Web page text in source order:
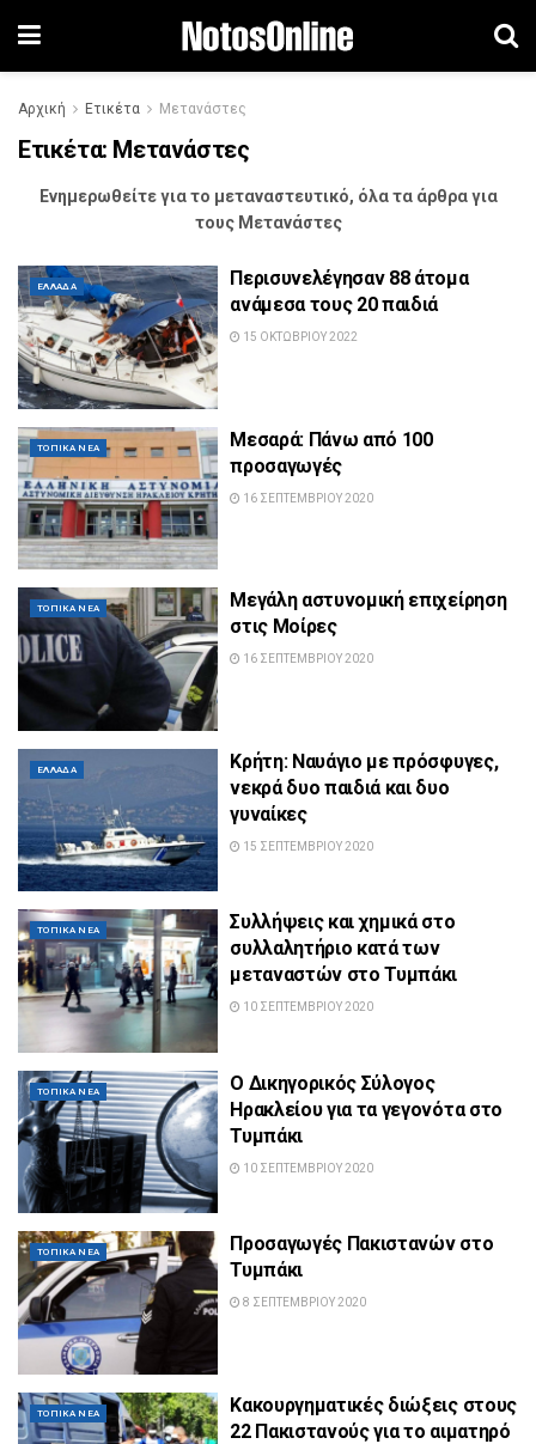
Αρχική Ετικέτα Μετανάστες
Ετικέτα: Μετανάστες
Ενημερωθείτε για το μεταναστευτικό, όλα τα άρθρα για
τους Μετανάστες
ΕΛΛΆΔΑ
Περισυνελέγησαν 88 άτομα
ανάμεσα τους 20 παιδιά
15 ΟΚΤΩΒΡΊΟΥ 2022
ΤΟΠΙΚΆ ΝΈΑ
Μεσαρά: Πάνω από 100
προσαγωγές
16 ΣΕΠΤΕΜΒΡΊΟΥ 2020
ΤΟΠΙΚΆ ΝΈΑ
Μεγάλη αστυνομική επιχείρηση
στις Μοίρες
16 ΣΕΠΤΕΜΒΡΊΟΥ 2020
ΕΛΛΆΔΑ
Κρήτη: Ναυάγιο με πρόσφυγες,
νεκρά δυο παιδιά και δυο
γυναίκες
15 ΣΕΠΤΕΜΒΡΊΟΥ 2020
ΤΟΠΙΚΆ ΝΈΑ
Συλλήψεις και χημικά στο
συλλαλητήριο κατά των
μεταναστών στο Τυμπάκι
10 ΣΕΠΤΕΜΒΡΊΟΥ 2020
ΤΟΠΙΚΆ ΝΈΑ
Ο Δικηγορικός Σύλογος
Ηρακλείου για τα γεγονότα στο
Τυμπάκι
10 ΣΕΠΤΕΜΒΡΊΟΥ 2020
ΤΟΠΙΚΆ ΝΈΑ
Προσαγωγές Πακιστανών στο
Τυμπάκι
8 ΣΕΠΤΕΜΒΡΊΟΥ 2020
ΤΟΠΙΚΆ ΝΈΑ
Κακουργηματικές διώξεις στους
22 Πακιστανούς για το αιματηρό